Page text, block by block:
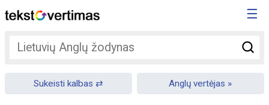
☰
Sukeisti kalbas Anglų vertėjas